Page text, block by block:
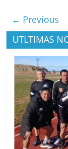
b
o
o
k
o
n
← Previous
UTLTIMAS